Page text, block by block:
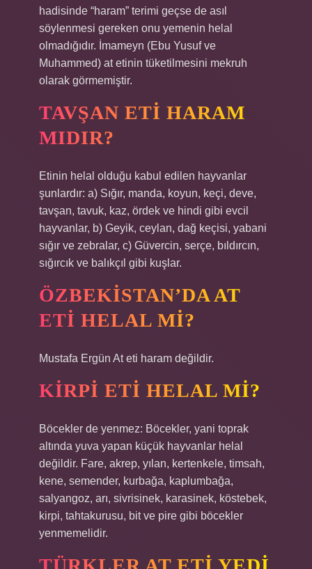
hadisinde “haram” terimi geçse de asıl
söylenmesi gereken onu yemenin helal
olmadığıdır. İmameyn (Ebu Yusuf ve
Muhammed) at etinin tüketilmesini mekruh
olarak görmemiştir.
TAVŞAN ETI HARAM
MIDIR?
Etinin helal olduğu kabul edilen hayvanlar
şunlardır: a) Sığır, manda, koyun, keçi, deve,
tavşan, tavuk, kaz, ördek ve hindi gibi evcil
hayvanlar, b) Geyik, ceylan, dağ keçisi, yabani
sığır ve zebralar, c) Güvercin, serçe, bıldırcın,
sığırcık ve balıkçıl gibi kuşlar.
ÖZBEKISTAN’DA AT
ETI HELAL MI?
Mustafa Ergün At eti haram değildir.
KIRPI ETI HELAL MI?
Böcekler de yenmez: Böcekler, yani toprak
altında yuva yapan küçük hayvanlar helal
değildir. Fare, akrep, yılan, kertenkele, timsah,
kene, semender, kurbağa, kaplumbağa,
salyangoz, arı, sivrisinek, karasinek, köstebek,
kirpi, tahtakurusu, bit ve pire gibi böcekler
yenmemelidir.